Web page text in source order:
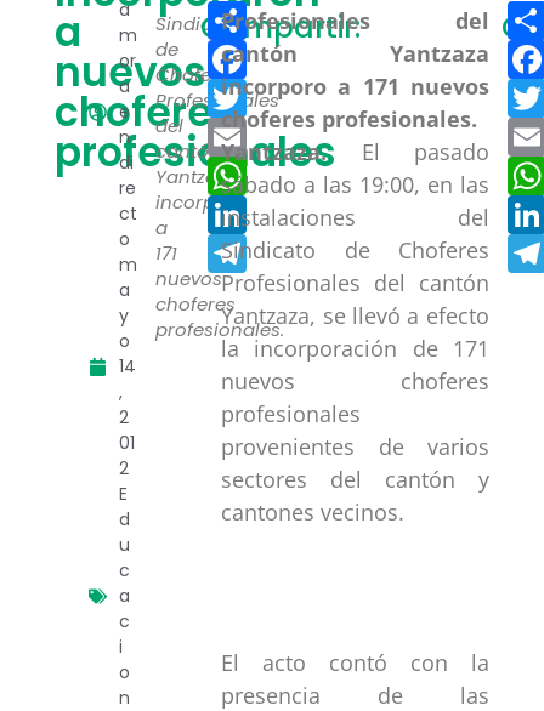
a
nuevos
choferes
profesionales
a
m
or
a
e
n
di
re
ct
o
m
a
y
o
14
,
2
01
2
E
d
u
c
a
c
i
o
n
Sindicato
de
Choferes
Profesionales
del
cantón
Yantzaza
incorporo
a
171
nuevos
choferes
profesionales.
Compartir:
Compartir
Facebook
Twitter
Email
WhatsApp
LinkedIn
Telegram
Yantzaza.El pasado
sábado a las 19:00, en las
instalaciones del
Sindicato de Choferes
Profesionales del cantón
Yantzaza, se llevó a efecto
la incorporación de 171
nuevos choferes
profesionales
provenientes de varios
sectores del cantón y
cantones vecinos.
El acto contó con la
presencia de las